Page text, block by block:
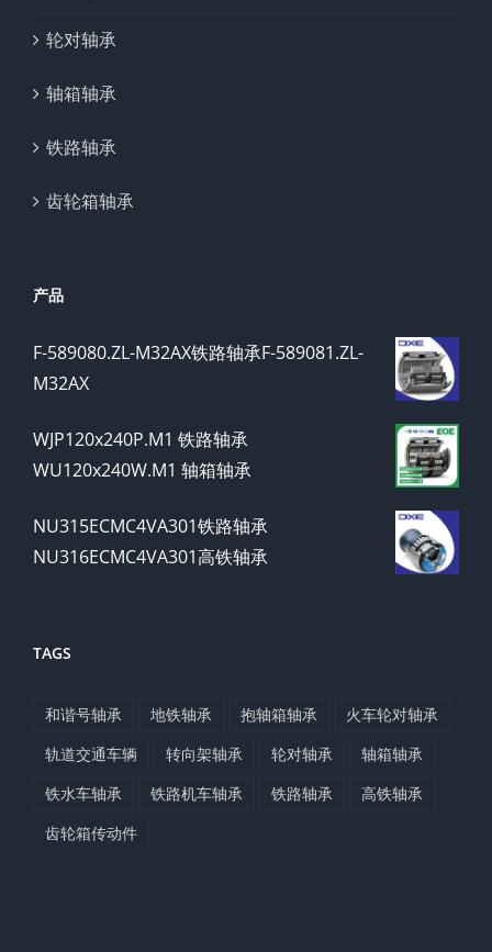
轮对轴承
轴箱轴承
铁路轴承
齿轮箱轴承
产品
F-589080.ZL-M32AX铁路轴承F-589081.ZL-
M32AX
WJP120x240P.M1 铁路轴承
WU120x240W.M1 轴箱轴承
NU315ECMC4VA301铁路轴承
NU316ECMC4VA301高铁轴承
TAGS
和谐号轴承 地铁轴承 抱轴箱轴承
火车轮对轴承
轨道交通车辆
转向架轴承 轮对轴承
轴箱轴承
铁水车轴承
铁路机车轴承 铁路轴承
高铁轴承
齿轮箱传动件